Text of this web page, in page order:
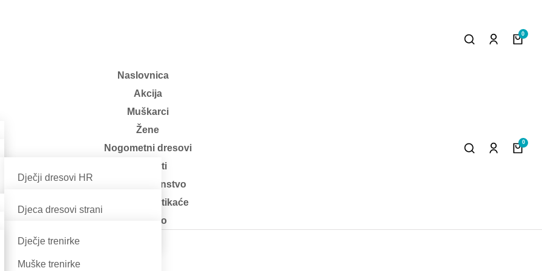
Naslovnica
Akcija
Muškarci
Žene
Nogometni dresovi
Dječji dresovi HR
Djeca dresovi strani
Dječje trenirke
Muške trenirke
Rekviziti
Dom i kućanstvo
Klompe i natikaće
Ostalo